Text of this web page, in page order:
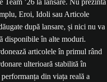
Eroi, Idoli sau Articole
după lansare, și nici nu va
disponibile în alte moduri.
articolele în primul rând
ulterioară stabilită în
din viața reală a